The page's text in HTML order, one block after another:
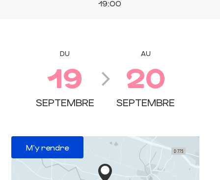
19:00
DU
19
SEPTEMBRE
AU
20
SEPTEMBRE
M'y rendre